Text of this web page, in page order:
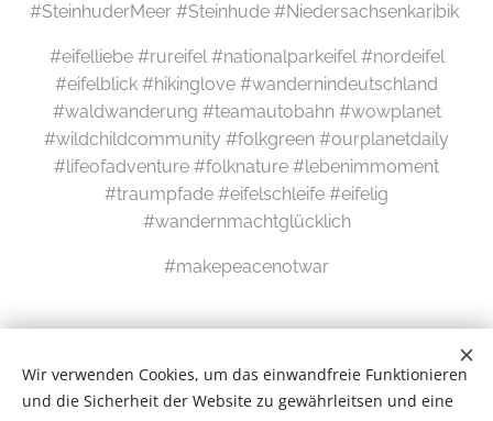
#SteinhuderMeer #Steinhude #Niedersachsenkaribik
#eifelliebe #rureifel #nationalparkeifel #nordeifel
#eifelblick #hikinglove #wandernindeutschland
#waldwanderung #teamautobahn #wowplanet
#wildchildcommunity #folkgreen #ourplanetdaily
#lifeofadventure #folknature #lebenimmoment
#traumpfade #eifelschleife #eifelig
#wandernmachtglücklich
#makepeacenotwar
Wir verwenden Cookies, um das einwandfreie Funktionieren
und die Sicherheit der Website zu gewährleitsen und eine